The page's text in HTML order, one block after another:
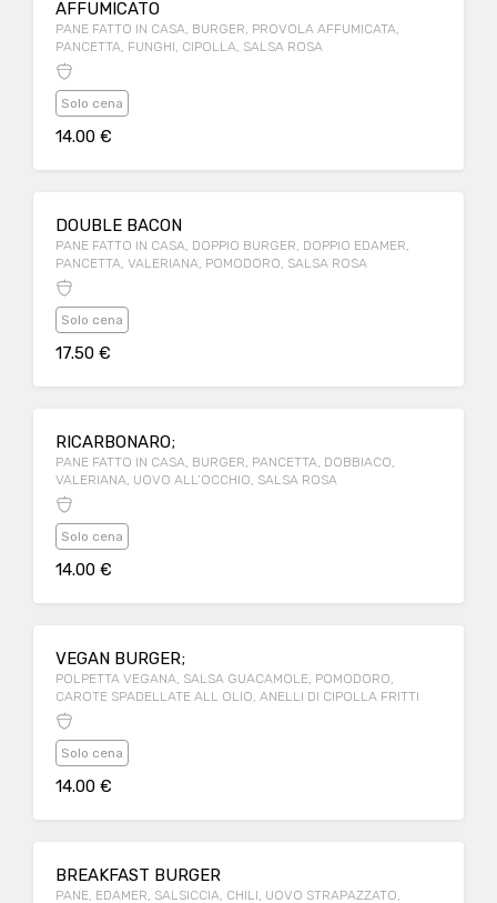
AFFUMICATO
PANE FATTO IN CASA, BURGER, PROVOLA AFFUMICATA,
PANCETTA, FUNGHI, CIPOLLA, SALSA ROSA
Solo cena
14.00 €
DOUBLE BACON
PANE FATTO IN CASA, DOPPIO BURGER, DOPPIO EDAMER,
PANCETTA, VALERIANA, POMODORO, SALSA ROSA
Solo cena
17.50 €
RICARBONARO;
PANE FATTO IN CASA, BURGER, PANCETTA, DOBBIACO,
VALERIANA, UOVO ALL’OCCHIO, SALSA ROSA
Solo cena
14.00 €
VEGAN BURGER;
POLPETTA VEGANA, SALSA GUACAMOLE, POMODORO,
CAROTE SPADELLATE ALL OLIO, ANELLI DI CIPOLLA FRITTI
Solo cena
14.00 €
BREAKFAST BURGER
PANE, EDAMER, SALSICCIA, CHILI, UOVO STRAPAZZATO,